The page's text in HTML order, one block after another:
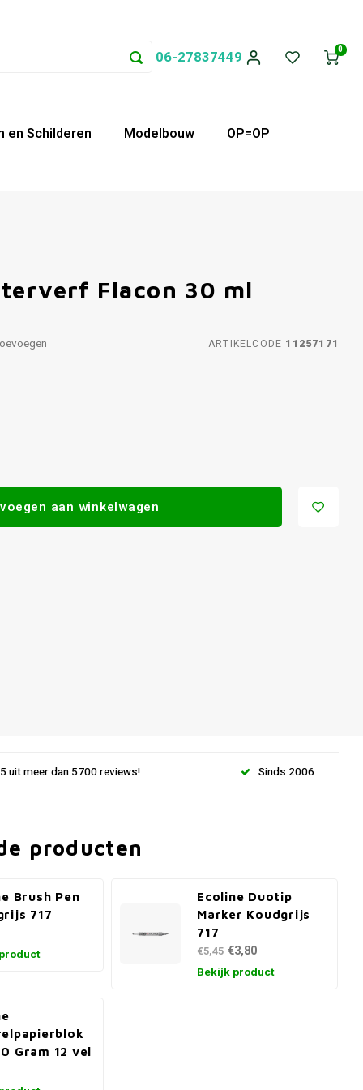
06-27837449 0
en Schilderen Modelbouw
OP=OP
Flacon 30 ml
ARTIKELCODE 11257171
aan winkelwagen
uit meer dan 5700 reviews! Sinds 2006
producten
Brush Pen
717
Ecoline Duotip
Marker Koudgrijs
717
€5,45 €3,80
Bekijk product
Gram 12 vel